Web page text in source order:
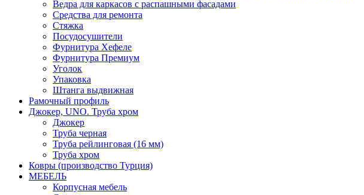
Ведра для каркасов с распашными фасадами
Средства для ремонта
Стяжка
Посудосушители
Фурнитура Хефеле
Фурнитура Премиум
Уголок
Упаковка
Штанга выдвижная
Рамочный профиль
Джокер, UNO. Труба хром
Джокер
Труба черная
Труба рейлинговая (16 мм)
Труба хром
Ковры (производство Турция)
МЕБЕЛЬ
Корпусная мебель